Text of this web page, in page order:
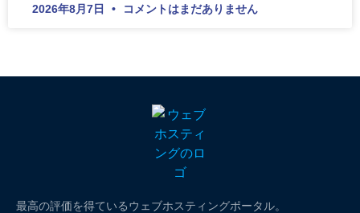
2026年8月7日 コメントはまだありません
最高の評価を得ているウェブホスティングポータル。